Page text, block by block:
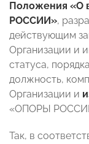
Положения «О
РОССИИ»,
действующим
Организации и
статуса,
должность,
Организации и
«ОПОРЫ
Так, в